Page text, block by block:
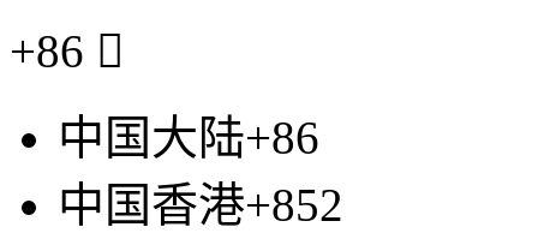
+86 
中国大陆+86
中国香港+852